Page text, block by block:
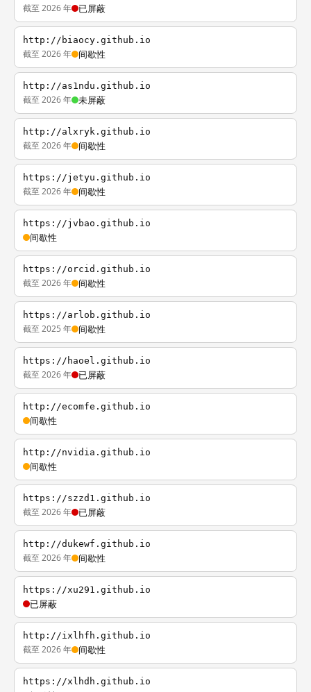
截至 2026 年 已屏蔽
http://biaocy.github.io
截至 2026 年 间歇性
http://as1ndu.github.io
截至 2026 年 未屏蔽
http://alxryk.github.io
截至 2026 年 间歇性
https://jetyu.github.io
截至 2026 年 间歇性
https://jvbao.github.io
间歇性
https://orcid.github.io
截至 2026 年 间歇性
https://arlob.github.io
截至 2025 年 间歇性
https://haoel.github.io
截至 2026 年 已屏蔽
http://ecomfe.github.io
间歇性
http://nvidia.github.io
间歇性
https://szzd1.github.io
截至 2026 年 已屏蔽
http://dukewf.github.io
截至 2026 年 间歇性
https://xu291.github.io
已屏蔽
http://ixlhfh.github.io
截至 2026 年 间歇性
https://xlhdh.github.io